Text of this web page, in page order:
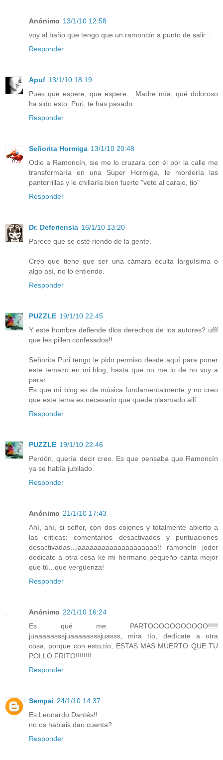
Anónimo 13/1/10 12:58
voy al baño que tengo que un ramoncín a punto de salir...
Responder
Apuf 13/1/10 18:19
Pues que espere, que espere... Madre mía, qué doloroso
ha sido esto. Puri, te has pasado.
Responder
Señorita Hormiga 13/1/10 20:48
Odio a Ramoncín, sie me lo cruzara con él por la calle me
transformaría en una Super Hormiga, le mordería las
pantorrillas y le chillaría bien fuerte "vete al carajo, tio"
Responder
Dr. Deferiensia 16/1/10 13:20
Parece que se esté riendo de la gente.
Creo que tiene que ser una cámara oculta larguísima o
algo así, no lo entiendo.
Responder
PUZZLE 19/1/10 22:45
Y este hombre defiende dlos derechos de los autores? ufff
que les pillen confesados!!
Señorita Puri tengo le pido permiso desde aquí para poner
este temazo en mi blog, hasta que no me lo de no voy a
parar.
Es que mi blog es de música fundamentalmente y no creo
que este tema es necesario que quede plasmado allí.
Responder
PUZZLE 19/1/10 22:46
Perdón, quería decir creo. Es que pensaba que Ramoncín
ya se había jubilado.
Responder
Anónimo 21/1/10 17:43
Ahí, ahí, si señor, con dos cojones y totalmente abierto a
las criticas: comentarios desactivados y puntuaciones
desactivadas...jaaaaaaaaaaaaaaaaaaaa!! ramoncín joder
dedicate a otra cosa ke mi hermano pequeño canta mejor
que tú...que vergüenza!
Responder
Anónimo 22/1/10 16:24
Es qué me PARTOOOOOOOOOOO!!!!!
juaaaaasssjuaaaaasssjuasss, mira tío, dedícate a otra
cosa, porque con esto,tío, ESTAS MAS MUERTO QUE TU
POLLO FRITO!!!!!!!!
Responder
Sempai 24/1/10 14:37
Es Leonardo Dantés!!
no os habiais dao cuenta?
Responder